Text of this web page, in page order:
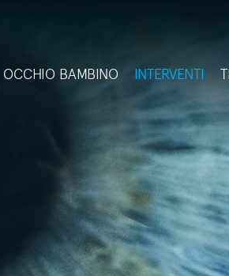
OCCHIO BAMBINO INTERVENTI